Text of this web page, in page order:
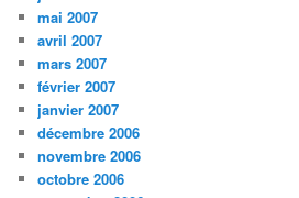
mai 2007
avril 2007
mars 2007
février 2007
janvier 2007
décembre 2006
novembre 2006
octobre 2006